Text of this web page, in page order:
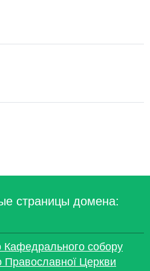
страницы домена:
Кафедрального собору
Православної Церкви